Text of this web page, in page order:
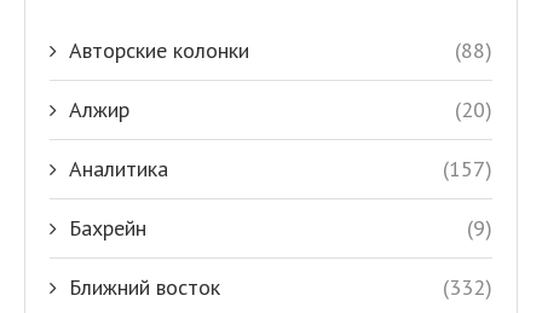
Авторские колонки (88)
Алжир (20)
Аналитика (157)
Бахрейн (9)
Ближний восток (332)